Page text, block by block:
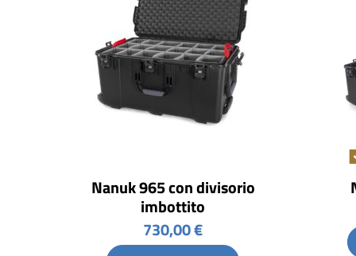
Nanuk 965 con divisorio
imbottito
730,00 €